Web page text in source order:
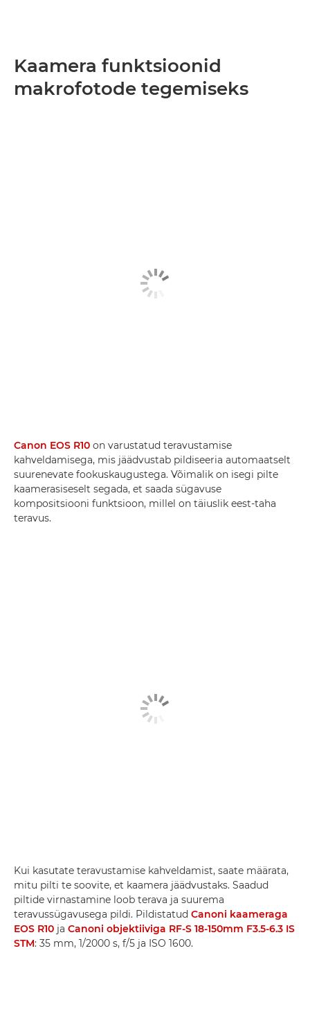
Kaamera funktsioonid
makrofotode tegemiseks
Canon EOS R10 on varustatud teravustamise
kahveldamisega, mis jäädvustab pildiseeria automaatselt
suurenevate fookuskaugustega. Võimalik on isegi pilte
kaamerasiseselt segada, et saada sügavuse
kompositsiooni funktsioon, millel on täiuslik eest-taha
teravus.
Kui kasutate teravustamise kahveldamist, saate määrata,
mitu pilti te soovite, et kaamera jäädvustaks. Saadud
piltide virnastamine loob terava ja suurema
teravussügavusega pildi. Pildistatud Canoni kaameraga
EOS R10 ja Canoni objektiiviga RF-S 18-150mm F3.5-6.3 IS
STM: 35 mm, 1/2000 s, f/5 ja ISO 1600.